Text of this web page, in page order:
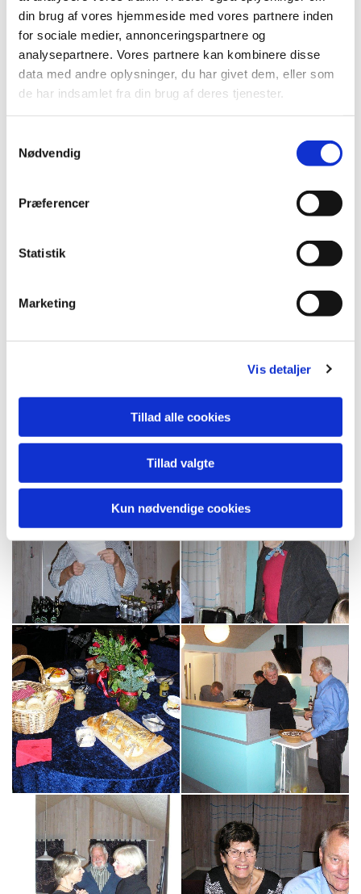
din brug af vores hjemmeside med vores partnere inden
for sociale medier, annonceringspartnere og
analysepartnere. Vores partnere kan kombinere disse
data med andre oplysninger, du har givet dem, eller som
de har indsamlet fra din brug af deres tjenester.
Nødvendig
Præferencer
Statistik
Marketing
Vis detaljer
Tillad alle cookies
Tillad valgte
Kun nødvendige cookies